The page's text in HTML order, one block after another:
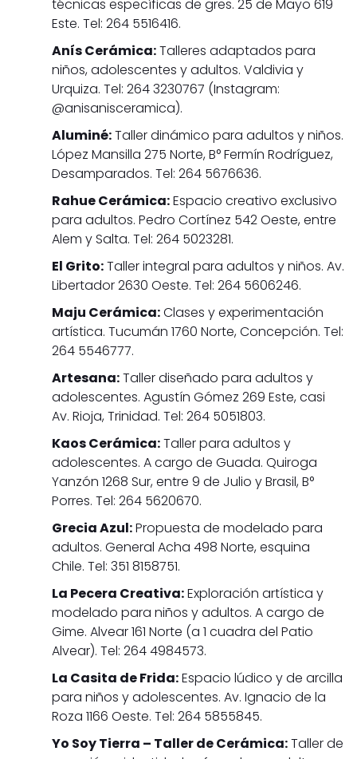
técnicas específicas de gres. 25 de Mayo 619
Este. Tel: 264 5516416.
Anís Cerámica:Talleres adaptados para
niños, adolescentes y adultos. Valdivia y
Urquiza. Tel: 264 3230767 (Instagram:
@anisanisceramica).
Aluminé:Taller dinámico para adultos y niños.
López Mansilla 275 Norte, B° Fermín Rodríguez,
Desamparados. Tel: 264 5676636.
Rahue Cerámica:Espacio creativo exclusivo
para adultos. Pedro Cortínez 542 Oeste, entre
Alem y Salta. Tel: 264 5023281.
El Grito:Taller integral para adultos y niños. Av.
Libertador 2630 Oeste. Tel: 264 5606246.
Maju Cerámica:Clases y experimentación
artística. Tucumán 1760 Norte, Concepción. Tel:
264 5546777.
Artesana:Taller diseñado para adultos y
adolescentes. Agustín Gómez 269 Este, casi
Av. Rioja, Trinidad. Tel: 264 5051803.
Kaos Cerámica:Taller para adultos y
adolescentes. A cargo de Guada. Quiroga
Yanzón 1268 Sur, entre 9 de Julio y Brasil, B°
Porres. Tel: 264 5620670.
Grecia Azul:Propuesta de modelado para
adultos. General Acha 498 Norte, esquina
Chile. Tel: 351 8158751.
La Pecera Creativa:Exploración artística y
modelado para niños y adultos. A cargo de
Gime. Alvear 161 Norte (a 1 cuadra del Patio
Alvear). Tel: 264 4984573.
La Casita de Frida:Espacio lúdico y de arcilla
para niños y adolescentes. Av. Ignacio de la
Roza 1166 Oeste. Tel: 264 5855845.
Yo Soy Tierra – Taller de Cerámica:Taller de